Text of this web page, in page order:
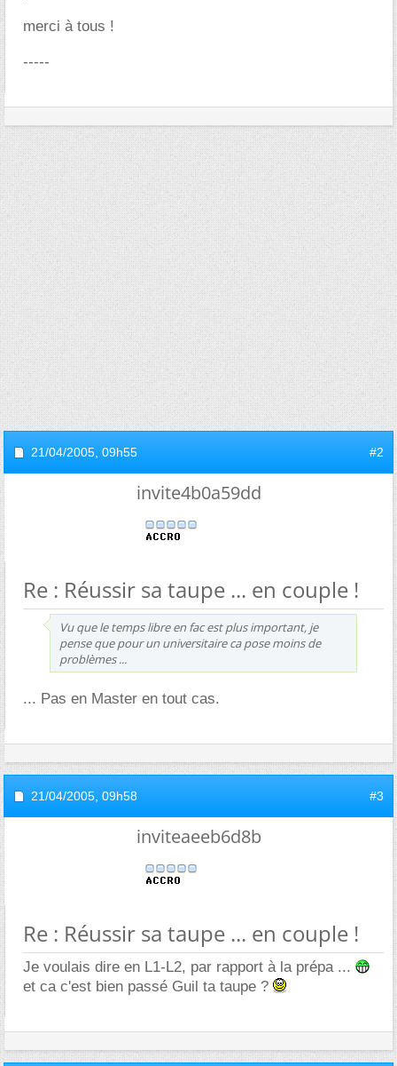
merci à tous !
-----
21/04/2005, 09h55 #2
invite4b0a59dd
Re : Réussir sa taupe ... en couple !
Vu que le temps libre en fac est plus important, je
pense que pour un universitaire ca pose moins de
problèmes ...
... Pas en Master en tout cas.
21/04/2005, 09h58 #3
inviteaeeb6d8b
Re : Réussir sa taupe ... en couple !
Je voulais dire en L1-L2, par rapport à la prépa ...
et ca c'est bien passé Guil ta taupe ?